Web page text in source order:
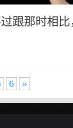
跟那时相比
6 »